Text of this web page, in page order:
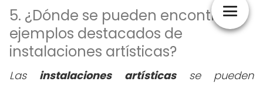
5. ¿Dónde se pueden encontrar
ejemplos destacados de
instalaciones artísticas?
Las instalaciones artísticasse pueden